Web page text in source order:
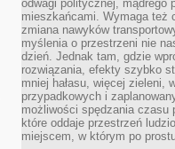
odwagi politycznej, mądrego
mieszkańcami. Wymaga też
zmiana nawyków
myślenia o przestrzeni nie
dzień. Jednak tam, gdzie
rozwiązania, efekty szybko
mniej hałasu, więcej zieleni,
przypadkowych i
możliwości spędzania czasu
które oddaje przestrzeń
miejscem, w którym po